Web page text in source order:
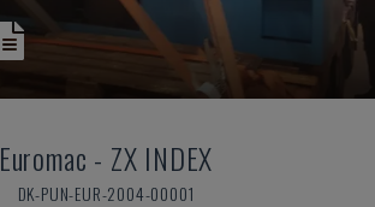
Euromac - ZX INDEX
DK-PUN-EUR-2004-00001